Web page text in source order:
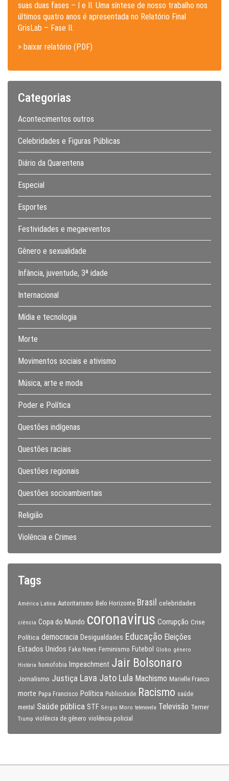
suas duas fases – I e II. Uma síntese de nosso trabalho nos
últimos quatro anos é apresentada no Relatório Final
GrisLab – Fase II.
> baixar relatório (PDF)
Categorias
Acontecimentos outros
Celebridades e Figuras Públicas
Diário da Quarentena
Especial
Esportes
Festividades e megaeventos
Gênero e sexualidade
Infância, juventude, 3ª idade
Internacional
Mídia e tecnologia
Morte
Movimentos sociais e ativismo
Música, arte e moda
Poder e Política
Questões indígenas
Questões raciais
Questões regionais
Questões socioambientais
Religião
Violência e Crimes
Tags
América Latina Autoritarismo Belo Horizonte Brasil celebridades
ciência Copa do Mundo coronavirus Corrupção Crise
Política democracia Desigualdades Educação Eleições
Estados Unidos Fake News Feminismo Futebol Globo gênero
História homofobia Impeachment Jair Bolsonaro
Jornalismo Justiça Lava Jato Lula Machismo Marielle Franco
morte Papa Francisco Política Publicidade Racismo saúde
mental
Saúde pública STF Sérgio Moro telenovela Televisão Temer
Trump violência de gênero violência policial